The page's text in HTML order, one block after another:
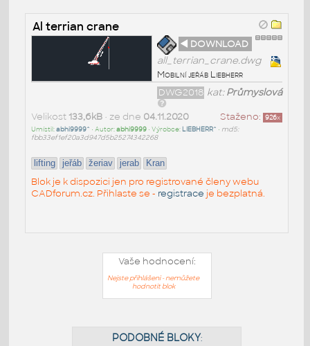
Al terrian crane
◄ DOWNLOAD
all_terrian_crane.dwg
Mobilní jeřáb Liebherr
kat:Průmyslová
DWG2018
Staženo: 926x
Velikost 133,6kB• ze dne 04.11.2020
Umístil:abhi9999^ • Autor:abhi9999• Výrobce: LIEBHERR^ • md5:
fbb33ef1ef20a3d947d5b25274342268
lifting jeřáb žeriav jerab Kran
Blok je k dispozici jen pro registrované členy webu
CADforum.cz. Přihlaste se - registrace je bezplatná.
Vaše hodnocení:
Nejste přihlášeni - nemůžete
hodnotit blok